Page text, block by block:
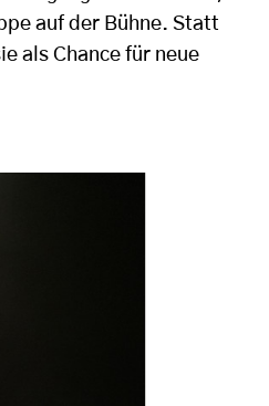
auf der Bühne. Statt
als Chance für neue